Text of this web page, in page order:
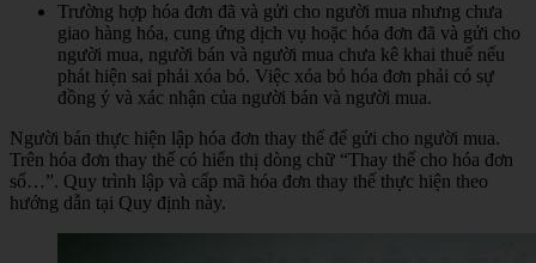
Trường hợp hóa đơn đã và gửi cho người mua nhưng chưa
giao hàng hóa, cung ứng dịch vụ hoặc hóa đơn đã và gửi cho
người mua, người bán và người mua chưa kê khai thuế nếu
phát hiện sai phải xóa bỏ. Việc xóa bỏ hóa đơn phải có sự
đồng ý và xác nhận của người bán và người mua.
Người bán thực hiện lập hóa đơn thay thế để gửi cho người mua.
Trên hóa đơn thay thế có hiển thị dòng chữ “Thay thế cho hóa đơn
số…”. Quy trình lập và cấp mã hóa đơn thay thế thực hiện theo
hướng dẫn tại Quy định này.